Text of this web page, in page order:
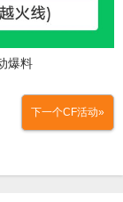
爆料
下一个CF活动»